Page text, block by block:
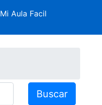
Mi Aula Facil
Buscar